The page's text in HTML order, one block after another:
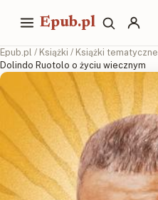
Epub.pl
Epub.pl / Książki / Książki tematyczne
Dolindo Ruotolo o życiu wiecznym